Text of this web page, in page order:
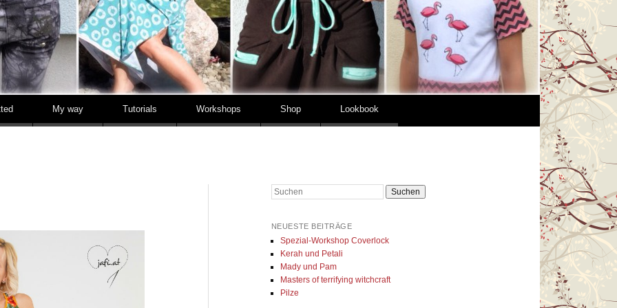
My way Tutorials Workshops Shop Lookbook
Suchen
NEUESTE BEITRÄGE
Spezial-Workshop Coverlock
Kerah und Petali
Mady und Pam
Masters of terrifying witchcraft
Pilze